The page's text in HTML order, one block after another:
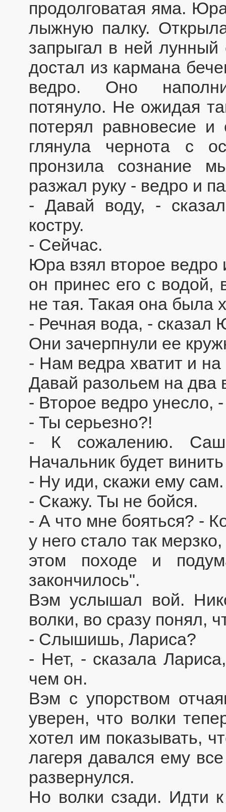
продолговатая яма.
лыжную палку.
запрыгал в ней
достал из кармана
ведро. Оно
потянуло. Не ожидая
потерял равновесие
глянула чернота с
пронзила сознание
разжал руку - ведро и
- Давай воду, -
костру.
- Сейчас.
Юра взял второе ведро
он принес его с водой,
не тая. Такая она была
- Речная вода, - сказал
Они зачерпнули ее
- Нам ведра хватит и
Давай разольем на два
- Второе ведро унесло,
- Ты серьезно?!
- К сожалению.
Начальник будет винить
- Ну иди, скажи ему сам.
- Скажу. Ты не бойся.
- А что мне бояться? -
у него стало так
этом походе и
закончилось".
Вэм услышал вой.
волки, во сразу понял,
- Слышишь, Лариса?
- Нет, - сказала
чем он.
Вэм с упорством
уверен, что волки
хотел им показывать,
лагеря давался ему
развернулся.
Но волки сзади. Идти